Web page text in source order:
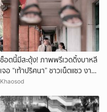
ช็อตนี้มีสะดุ้ง! ภาพพรีเวดดิ้งบาหลี
เจอ “เท้าปริศนา” ชาวเน็ตแซว งาน
แต่งหรือหนังผี
Khaosod